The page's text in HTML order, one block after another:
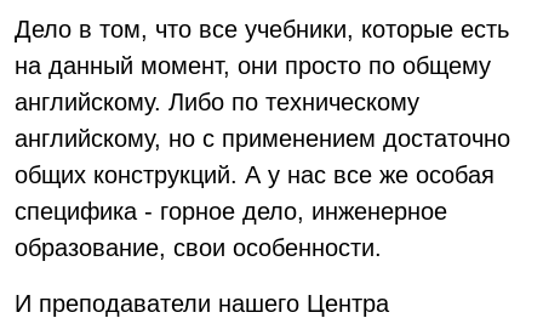
Дело в том, что все учебники, которые есть
на данный момент, они просто по общему
английскому. Либо по техническому
английскому, но с применением достаточно
общих конструкций. А у нас все же особая
специфика - горное дело, инженерное
образование, свои особенности.
И преподаватели нашего Центра